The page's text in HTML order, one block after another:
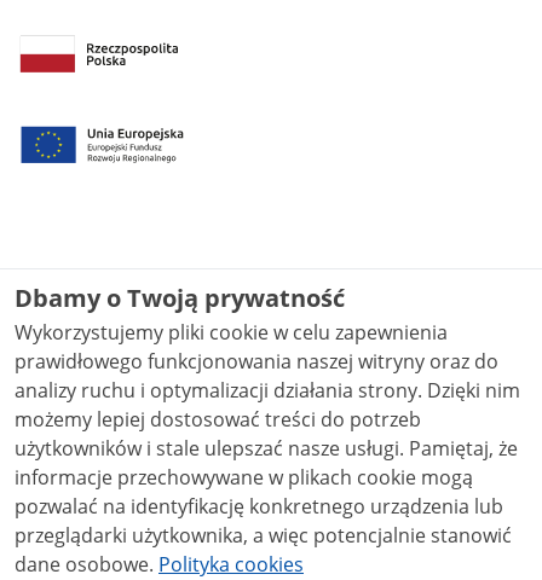
Dbamy o Twoją prywatność
Wykorzystujemy pliki cookie w celu zapewnienia
prawidłowego funkcjonowania naszej witryny oraz do
analizy ruchu i optymalizacji działania strony. Dzięki nim
możemy lepiej dostosować treści do potrzeb
użytkowników i stale ulepszać nasze usługi. Pamiętaj, że
informacje przechowywane w plikach cookie mogą
pozwalać na identyfikację konkretnego urządzenia lub
przeglądarki użytkownika, a więc potencjalnie stanowić
dane osobowe. Polityka cookies